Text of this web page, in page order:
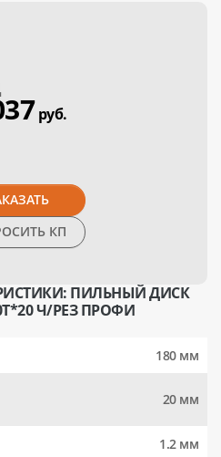
руб.
ЗАПРОСИТЬ КП
ПИЛЬНЫЙ ДИСК
Ч/РЕЗ ПРОФИ
180 мм
20 мм
1.2 мм